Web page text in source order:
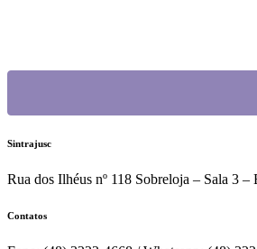
Sintrajusc
Rua dos Ilhéus nº 118 Sobreloja – Sala 3
Contatos